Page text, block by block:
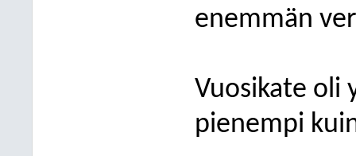
enemmän
Vuosikate oli
pienempi